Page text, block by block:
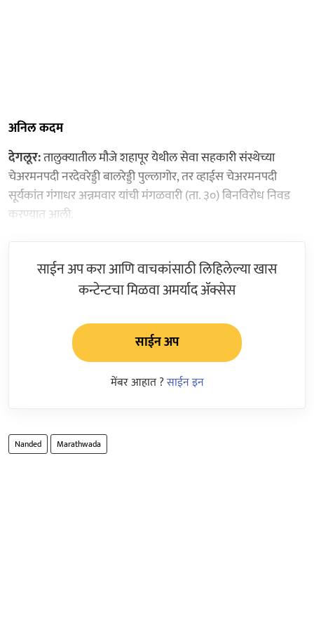
अनिल कदम
देगलूर:तालुक्यातील मौजे शहापूर येथील सेवा सहकारी संस्थेच्या
चेअरमनपदी नरदेवरेड्डी बालरेड्डी पुल्लागोर, तर व्हाईस चेअरमनपदी
सूर्यकांत गंगाधर अन्नमवार यांची मंगळवारी (ता. ३०) बिनविरोध निवड
करण्यात आली.
साईन अप करा आणि वाचकांसाठी लिहिलेल्या खास
कन्टेन्टचा मिळवा अमर्याद ॲक्सेस
साईन अप
मेंबर आहात ?साईन इन
Nanded Marathwada